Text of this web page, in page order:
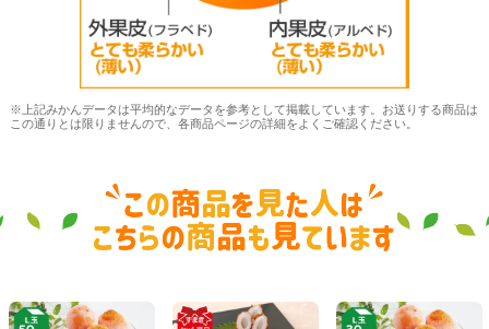
※上記みかんデータは平均的なデータを参考として掲載しています。お送りする商品は
この通りとは限りませんので、各商品ページの詳細をよくご確認ください。